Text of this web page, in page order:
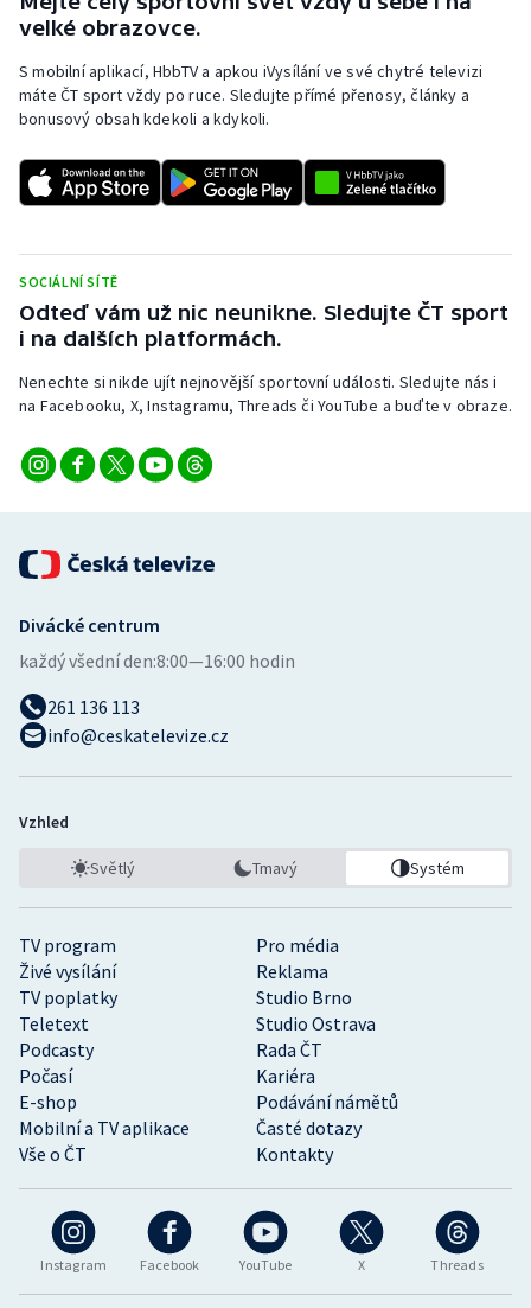
Rychlobruslení
Rychlostní kanoistika
Sportovní střelba
Stolní tenis
Triatlon
Veslování
Volejbal
Ostatní
velké obrazovce.
S mobilní aplikací, HbbTV a apkou iVysílání ve své chytré televizi
máte ČT sport vždy po ruce. Sledujte přímé přenosy, články a
bonusový obsah kdekoli a kdykoli.
SOCIÁLNÍ SÍTĚ
Odteď vám už nic neunikne. Sledujte ČT sport
i na dalších platformách.
Nenechte si nikde ujít nejnovější sportovní události. Sledujte nás i
na Facebooku, X, Instagramu, Threads či YouTube a buďte v obraze.
Instagram Facebook YouTube X Threads
TV program
Pro média
Živé vysílání
Reklama
TV poplatky
Studio Brno
Teletext
Studio Ostrava
Podcasty
Rada ČT
Počasí
Kariéra
E-shop
Podávání námětů
Mobilní a TV aplikace
Časté dotazy
Vše o ČT
Kontakty
Divácké centrum
každý všední den:8:00—16:00 hodin
261 136 113
info@ceskatelevize.cz
Vzhled
Světlý Tmavý Systém